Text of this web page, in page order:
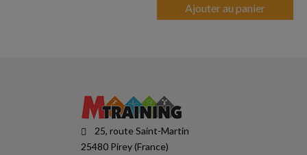
Ajouter au panier
25, route Saint-Martin
25480 Pirey (France)